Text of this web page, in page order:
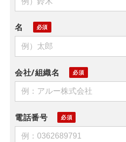
名
会社/組織名
電話番号